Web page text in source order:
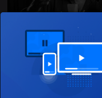
Este conteúdo
Documentários
Biografias e